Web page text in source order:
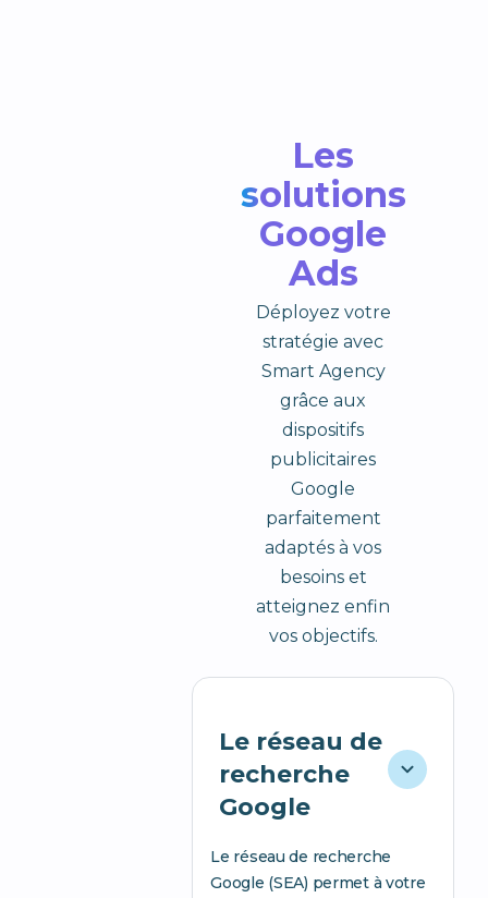
Les
solutions
Google
Ads
Déployez votre
stratégie avec
Smart Agency
grâce aux
dispositifs
publicitaires
Google
parfaitement
adaptés à vos
besoins et
atteignez enfin
vos objectifs.
Le réseau de
recherche
Google
Le réseau de recherche
Google (SEA) permet à votre